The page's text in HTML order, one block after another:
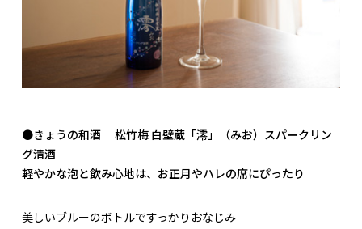
●きょうの和酒 松竹梅 白壁蔵「澪」（みお）スパークリン
グ清酒
軽やかな泡と飲み心地は、お正月やハレの席にぴったり
美しいブルーのボトルですっかりおなじみ